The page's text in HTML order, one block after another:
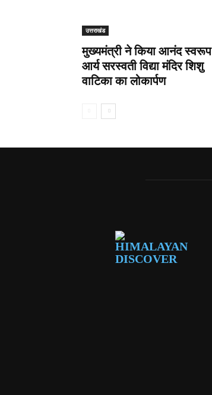
उत्तराखंड
मुख्यमंत्री ने किया आनंद स्वरूप
आर्य सरस्वती विद्या मंदिर शिशु
वाटिका का लोकार्पण